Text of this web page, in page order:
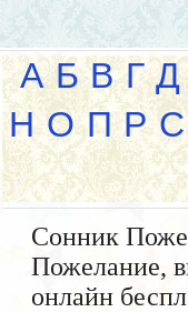
А Б В Г Д
Н О П Р С
Сонник
Пожелание,
онлайн